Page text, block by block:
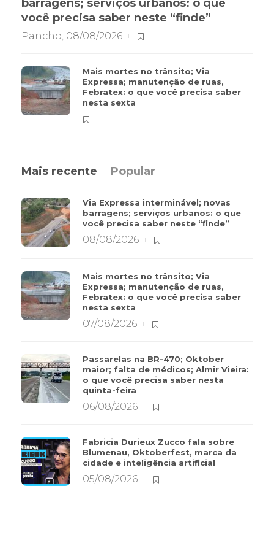
barragens; serviços urbanos: o que
você precisa saber neste “finde”
Pancho, 08/08/2026
Mais mortes no trânsito; Via
Expressa; manutenção de ruas,
Febratex: o que você precisa saber
nesta sexta
Mais recente Popular
Via Expressa interminável; novas
barragens; serviços urbanos: o que
você precisa saber neste “finde”
08/08/2026
Mais mortes no trânsito; Via
Expressa; manutenção de ruas,
Febratex: o que você precisa saber
nesta sexta
07/08/2026
Passarelas na BR-470; Oktober
maior; falta de médicos; Almir Vieira:
o que você precisa saber nesta
quinta-feira
06/08/2026
Fabricia Durieux Zucco fala sobre
Blumenau, Oktoberfest, marca da
cidade e inteligência artificial
05/08/2026